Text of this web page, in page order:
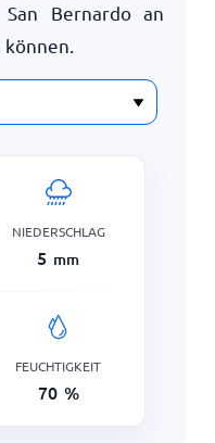
Bernardo an
NIEDERSCHLAG
5 mm
FEUCHTIGKEIT
70 %